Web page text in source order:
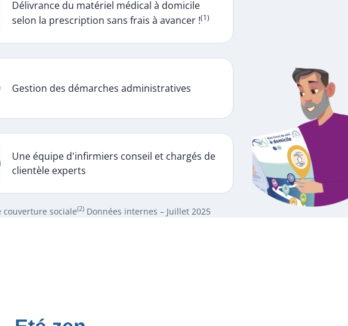
Délivrance du matériel médical à domicile
selon la prescription sans frais à avancer !(1)
Gestion des démarches administratives
Une équipe d'infirmiers conseil et chargés de
clientèle experts
sociale(2)Données internes – Juillet 2025